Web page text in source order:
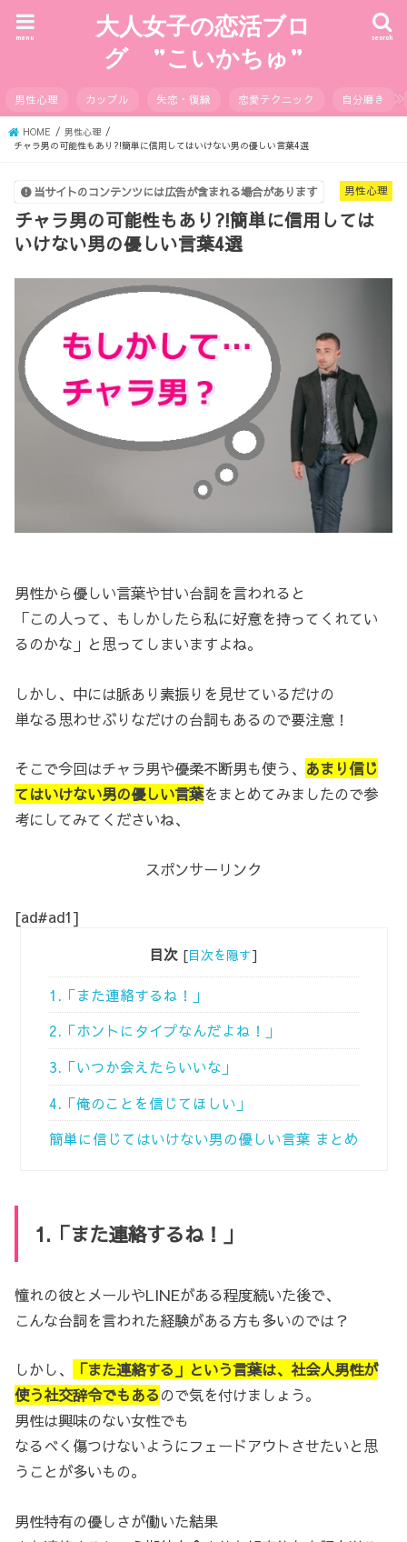
大人女子の恋活ブロ
グ ”こいかちゅ”
search
menu
男性心理 カップル 失恋・復縁 恋愛テクニック 自分磨き
HOME
男性心理
チャラ男の可能性もあり?!簡単に信用してはいけない男の優しい言葉4選
男性心理
当サイトのコンテンツには広告が含まれる場合があります
チャラ男の可能性もあり?!簡単に信用しては
いけない男の優しい言葉4選
男性から優しい言葉や甘い台詞を言われると
「この人って、もしかしたら私に好意を持ってくれてい
るのかな」と思ってしまいますよね。
しかし、中には脈あり素振りを見せているだけの
単なる思わせぶりなだけの台詞もあるので要注意！
そこで今回はチャラ男や優柔不断男も使う、 あまり信じ
てはいけない男の優しい言葉をまとめてみましたので参
考にしてみてくださいね、
スポンサーリンク
[ad#ad1]
目次 [目次を隠す]
1.「また連絡するね！」
2.「ホントにタイプなんだよね！」
3.「いつか会えたらいいな」
4.「俺のことを信じてほしい」
簡単に信じてはいけない男の優しい言葉 まとめ
1.「また連絡するね！」
憧れの彼とメールやLINEがある程度続いた後で、
こんな台詞を言われた経験がある方も多いのでは？
しかし、
「また連絡する」という言葉は、社会人男性が
使う社交辞令でもあるので気を付けましょう。
男性は興味のない女性でも
なるべく傷つけないようにフェードアウトさせたいと思
うことが多いもの。
男性特有の優しさが働いた結果